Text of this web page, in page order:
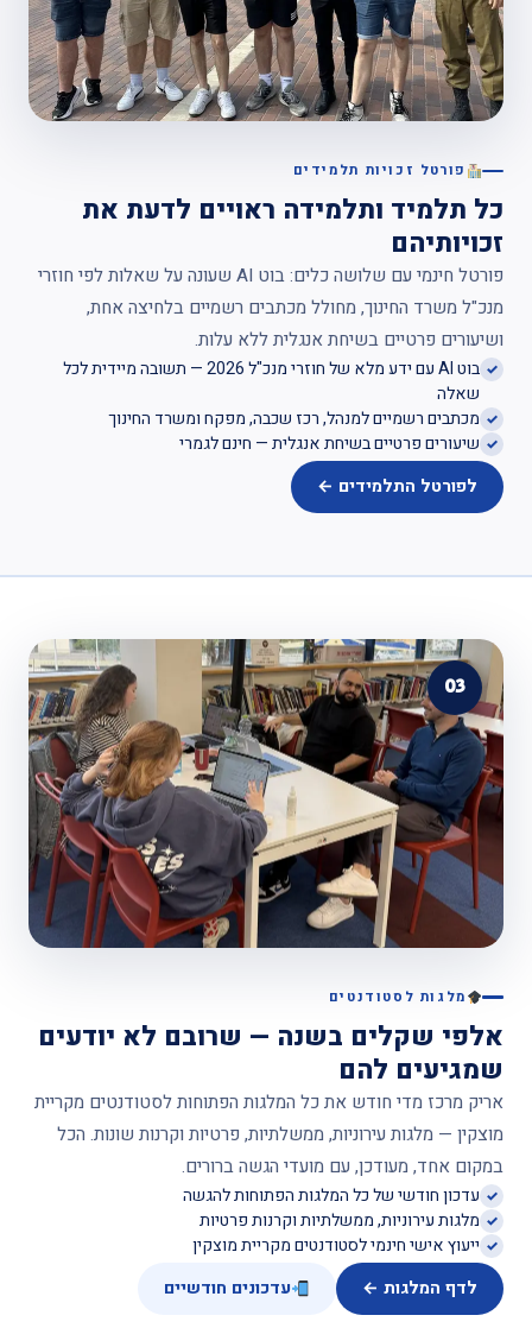
פורטל זכויות תלמידים
כל תלמיד ותלמידה ראויים לדעת את
זכויותיהם
פורטל חינמי עם שלושה כלים: בוט AI שעונה על שאלות לפי חוזרי
מנכ"ל משרד החינוך, מחולל מכתבים רשמיים בלחיצה אחת,
ושיעורים פרטיים בשיחת אנגלית ללא עלות.
בוט AI עם ידע מלא של חוזרי מנכ"ל 2026 — תשובה מיידית לכל
שאלה
מכתבים רשמיים למנהל, רכז שכבה, מפקח ומשרד החינוך
שיעורים פרטיים בשיחת אנגלית — חינם לגמרי
לפורטל התלמידים ←
03
מלגות לסטודנטים
אלפי שקלים בשנה — שרובם לא יודעים
שמגיעים להם
אריק מרכז מדי חודש את כל המלגות הפתוחות לסטודנטים מקריית
מוצקין — מלגות עירוניות, ממשלתיות, פרטיות וקרנות שונות. הכל
במקום אחד, מעודכן, עם מועדי הגשה ברורים.
עדכון חודשי של כל המלגות הפתוחות להגשה
מלגות עירוניות, ממשלתיות וקרנות פרטיות
ייעוץ אישי חינמי לסטודנטים מקריית מוצקין
לדף המלגות ←
עדכונים חודשיים